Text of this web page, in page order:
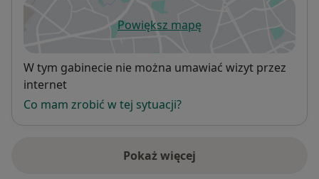
Powiększ mapęotwiera się w nowej karcie
Dostępność
W tym gabinecie nie można umawiać wizyt przez
internet
Co mam zrobić w tej sytuacji?
Pokaż więcej
o adresie